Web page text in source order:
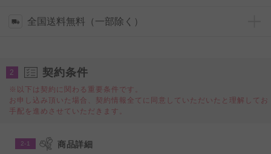
取りのお客様側で設置作業（スタンド部分にお花をの乗
処分をお願いしております。
全国送料無料（一部除く）
2 契約条件
※以下は契約に関わる重要条件です。
お申し込み頂いた場合、契約情報全てに同意していただいたと理解してお
手配を進めさせていただきます。
2-1 商品詳細